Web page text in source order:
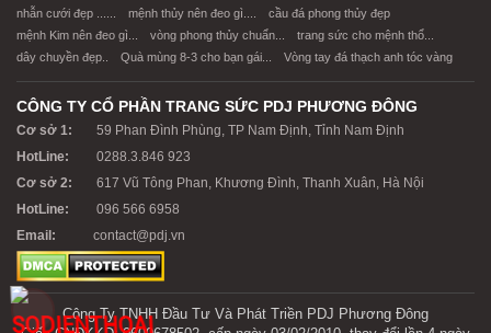
nhẫn cưới đẹp ......
mệnh thủy nên đeo gì....
cầu đá phong thủy đẹp
mệnh Kim nên đeo gì...
vòng phong thủy chuẩn...
trang sức cho mệnh thổ...
dây chuyền đẹp..
Quà mùng 8-3 cho bạn gái... Vòng tay đá thạch anh tóc vàng
CÔNG TY CỔ PHẦN TRANG SỨC PDJ PHƯƠNG ĐÔNG
Cơ sở 1:
59 Phan Đình Phùng, TP Nam Định, Tỉnh Nam Định
HotLine:
0288.3.846 923
Cơ sở 2:
617 Vũ Tông Phan, Khương Đình, Thanh Xuân, Hà Nội
HotLine:
096 566 6958
Email:
contact@pdj.vn
Công Ty TNHH Đầu Tư Và Phát Triền PDJ Phương Đông